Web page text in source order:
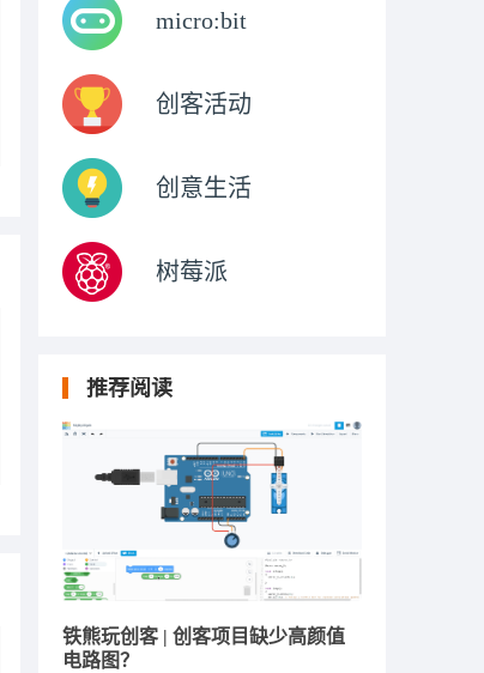
micro:bit
创客活动
创意生活
树莓派
推荐阅读
铁熊玩创客 | 创客项目缺少高颜值
电路图？